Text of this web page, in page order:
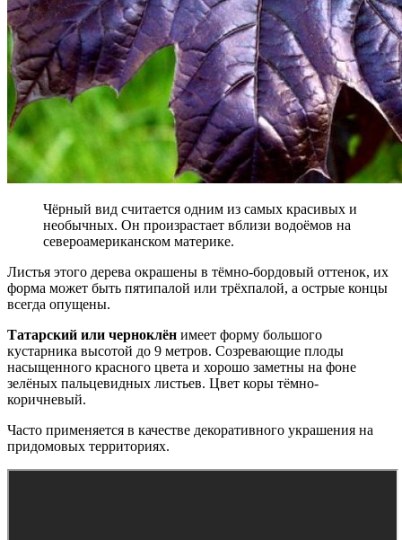
Чёрный вид считается одним из самых красивых и
необычных. Он произрастает вблизи водоёмов на
североамериканском материке.
Листья этого дерева окрашены в тёмно-бордовый оттенок, их
форма может быть пятипалой или трёхпалой, а острые концы
всегда опущены.
Татарский или черноклён имеет форму большого
кустарника высотой до 9 метров. Созревающие плоды
насыщенного красного цвета и хорошо заметны на фоне
зелёных пальцевидных листьев. Цвет коры тёмно-
коричневый.
Часто применяется в качестве декоративного украшения на
придомовых территориях.